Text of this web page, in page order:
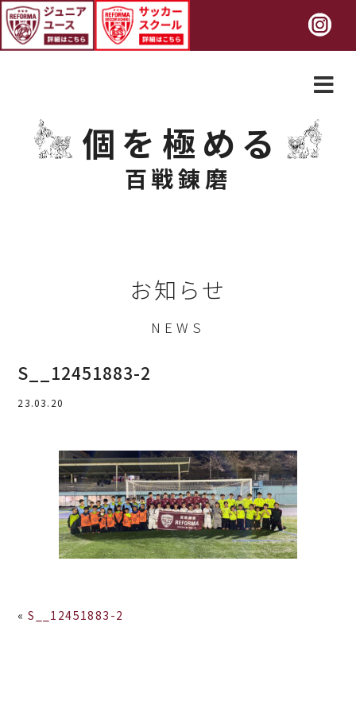
個を極める
百戦錬磨
お知らせ
NEWS
S__12451883-2
23.03.20
«S__12451883-2